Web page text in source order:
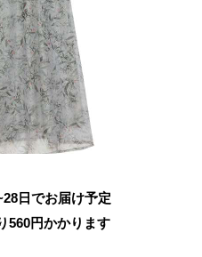
日でお届け予定
560円かかります